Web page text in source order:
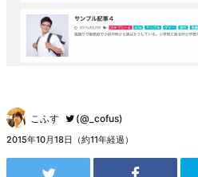
こふす (@_cofus)
2015年10月18日（約11年経過）